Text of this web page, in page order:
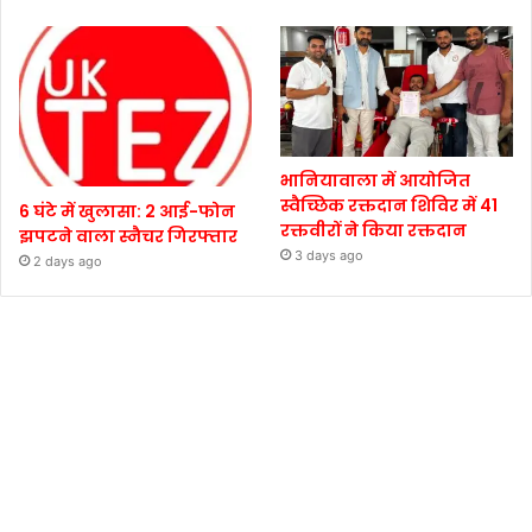
6 घंटे में खुलासा: 2 आई-फोन
झपटने वाला स्नैचर गिरफ्तार
2 days ago
भानियावाला में आयोजित
स्वैच्छिक रक्तदान शिविर में 41
रक्तवीरों ने किया रक्तदान
3 days ago